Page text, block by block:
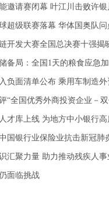
邀请赛闭幕 叶江川击败许
超级联赛落幕 华体国奥队
开发大赛全国总决赛十强揭
：全国1天的粮食应急加工能力可以满
负面清单公布 乘用车制造
“全国优秀外商投资企业－
库上线 为地方中小银行高质量
银行业保险业抗击新冠肺炎疫
汇聚力量 助力推动残疾人事
面临挑战